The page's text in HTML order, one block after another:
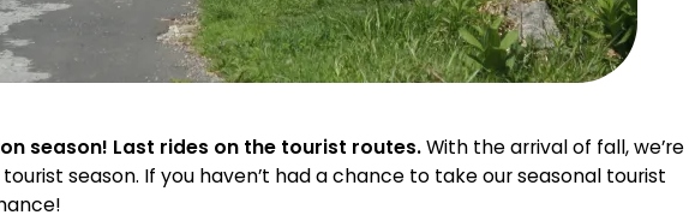
season! Last rides on the tourist routes.With the arrival of fall, we’re
season. If you haven’t had a chance to take our seasonal tourist